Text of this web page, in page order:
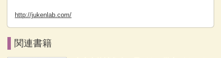
http://jukenlab.com/
関連書籍